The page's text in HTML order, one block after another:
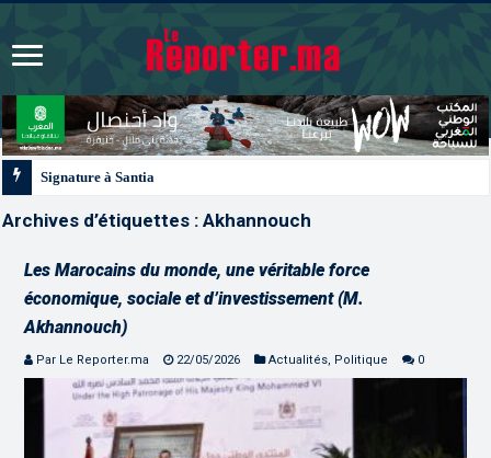
Signature à Santiago d’un protocole de coopération sanitaire et
Archives d’étiquettes :Akhannouch
Les Marocains du monde, une véritable force
économique, sociale et d’investissement (M.
Akhannouch)
Par Le Reporter.ma 22/05/2026 Actualités, Politique 0